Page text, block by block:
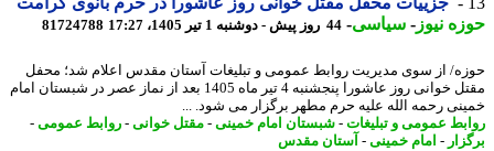
نیوز-سیاسی-44 روز پیش - دوشنبه 1 تیر 1405، 17:27 81724788
از سوی مدیریت روابط عمومی و تبلیغات آستان مقدس اعلام شد؛ محفل
مقتل خوانی روز عاشورا پنجشنبه 4 تیر ماه 1405 بعد از نماز عصر در شبستان امام
رحمه الله علیه حرم مطهر برگزار می شود. ...
عمومی و تبلیغات-شبستان امام خمینی-مقتل خوانی- روابط عمومی-
- امام خمینی-آستان مقدس